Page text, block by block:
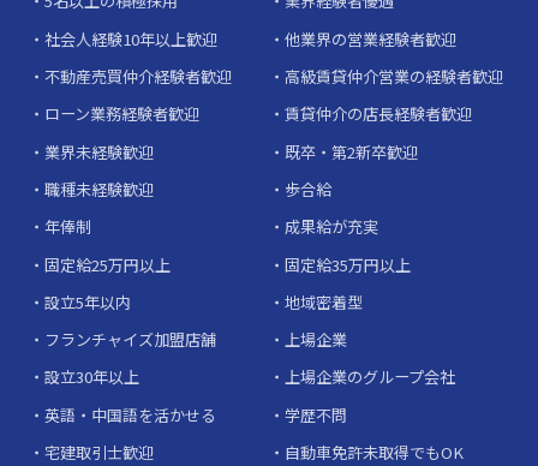
社会人経験10年以上歓迎
他業界の営業経験者歓迎
不動産売買仲介経験者歓迎
高級賃貸仲介営業の経験者歓迎
ローン業務経験者歓迎
賃貸仲介の店長経験者歓迎
業界未経験歓迎
既卒・第2新卒歓迎
職種未経験歓迎
歩合給
年俸制
成果給が充実
固定給25万円以上
固定給35万円以上
設立5年以内
地域密着型
フランチャイズ加盟店舗
上場企業
設立30年以上
上場企業のグループ会社
英語・中国語を活かせる
学歴不問
宅建取引士歓迎
自動車免許未取得でもOK